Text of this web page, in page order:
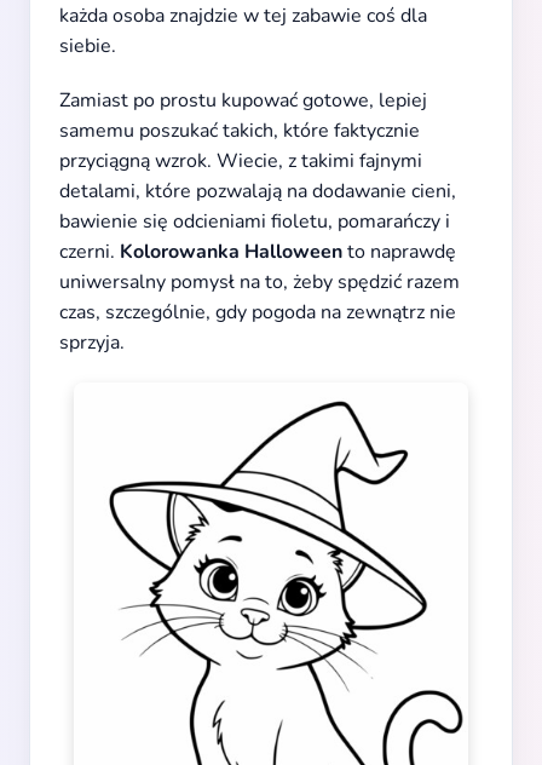
każda osoba znajdzie w tej zabawie coś dla
siebie.
Zamiast po prostu kupować gotowe, lepiej
samemu poszukać takich, które faktycznie
przyciągną wzrok. Wiecie, z takimi fajnymi
detalami, które pozwalają na dodawanie cieni,
bawienie się odcieniami fioletu, pomarańczy i
czerni. Kolorowanka Halloweento naprawdę
uniwersalny pomysł na to, żeby spędzić razem
czas, szczególnie, gdy pogoda na zewnątrz nie
sprzyja.